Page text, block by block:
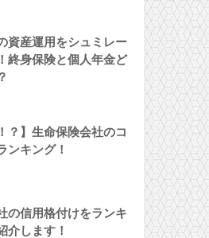
資産運用をシュミレー
終身保険と個人年金ど
？】生命保険会社のコ
ンキング！
の信用格付けをランキ
介します！